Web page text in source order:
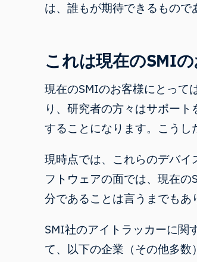
は、誰もが期待できるもので
これは現在のSMI
現在のSMIのお客様にとって
り、研究者の方々はサポー
することになります。こうし
現時点では、これらのデバ
フトウェアの面では、現在
分であることは言うまでもあ
SMI社のアイトラッカーに関
て、以下の企業（その他多